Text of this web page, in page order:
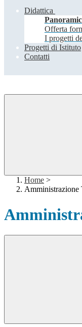
Didattica
Offerta
I progetti
Progetti di Istituto
Contatti
Home >
Amministrazione